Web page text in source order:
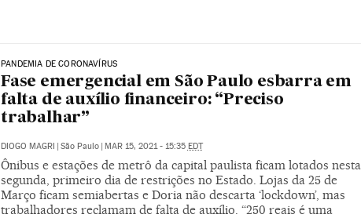
PANDEMIA DE CORONAVÍRUS
Fase emergencial em São Paulo esbarra em
falta de auxílio financeiro: “Preciso
trabalhar”
DIOGO MAGRI | São Paulo | MAR 15, 2021 - 15:35 EDT
Ônibus e estações de metrô da capital paulista ficam lotados nesta
segunda, primeiro dia de restrições no Estado. Lojas da 25 de
Março ficam semiabertas e Doria não descarta ‘lockdown’, mas
trabalhadores reclamam de falta de auxílio. “250 reais é uma